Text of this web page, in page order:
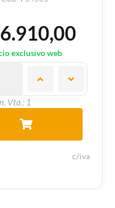
$